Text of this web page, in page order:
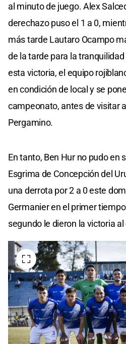
al minuto de juego. Alex
derechazo puso el 1 a 0,
más tarde Lautaro Ocampo
de la tarde para la
esta victoria, el equipo
en condición de local y se
campeonato, antes de visitar
Pergamino.
En tanto, Ben Hur no pudo en
Esgrima de Concepción del
una derrota por 2 a 0 este
Germanier en el primer
segundo le dieron la victoria